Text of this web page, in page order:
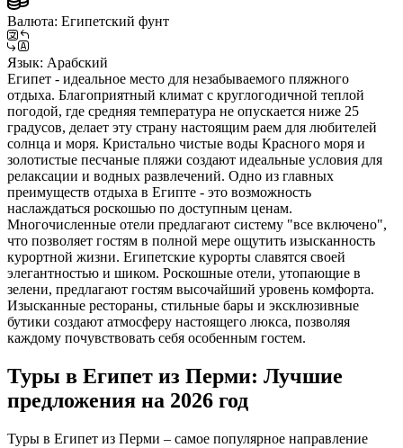
Валюта: Египетский фунт
Язык: Арабский
Египет - идеальное место для незабываемого пляжного
отдыха. Благоприятный климат с круглогодичной теплой
погодой, где средняя температура не опускается ниже 25
градусов, делает эту страну настоящим раем для любителей
солнца и моря. Кристально чистые воды Красного моря и
золотистые песчаные пляжи создают идеальные условия для
релаксации и водных развлечений. Одно из главных
преимуществ отдыха в Египте - это возможность
наслаждаться роскошью по доступным ценам.
Многочисленные отели предлагают систему "все включено",
что позволяет гостям в полной мере ощутить изысканность
курортной жизни. Египетские курорты славятся своей
элегантностью и шиком. Роскошные отели, утопающие в
зелени, предлагают гостям высочайший уровень комфорта.
Изысканные рестораны, стильные бары и эксклюзивные
бутики создают атмосферу настоящего люкса, позволяя
каждому почувствовать себя особенным гостем.
Туры в Египет из Перми: Лучшие
предложения на 2026 год
Туры в Египет из Перми – самое популярное направление